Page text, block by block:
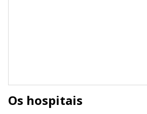
Os hospitais